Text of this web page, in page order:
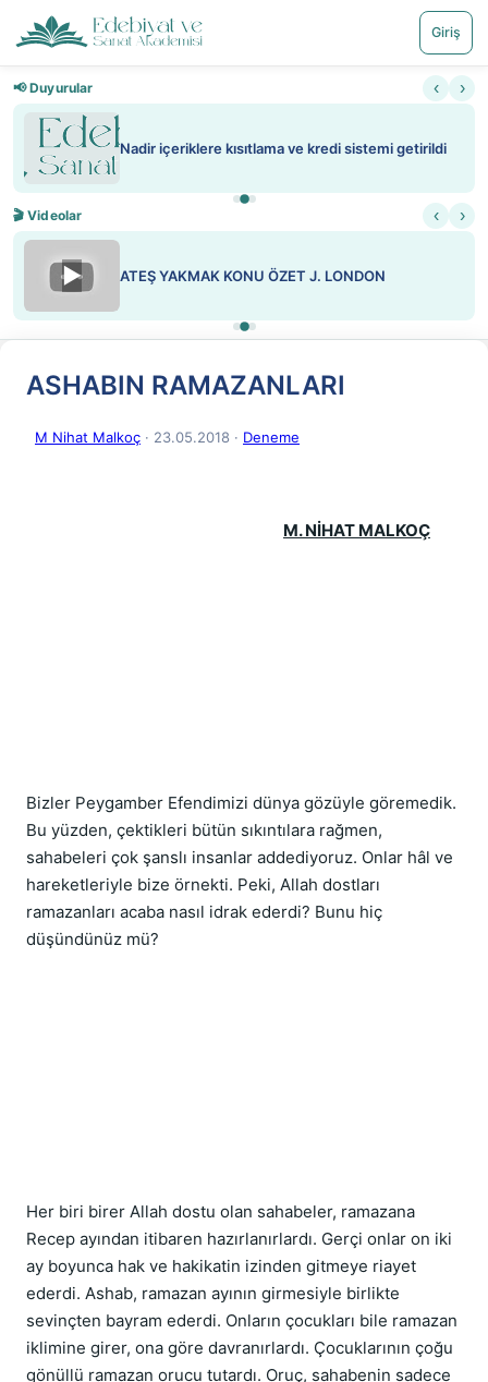
Giriş
📢 Duyurular ‹ ›
Nadir içeriklere kısıtlama ve kredi sistemi getirildi
🎬 Videolar ‹ ›
▶ ATEŞ YAKMAK KONU ÖZET J. LONDON
ASHABIN RAMAZANLARI
M Nihat Malkoç · 23.05.2018 · Deneme
M. NİHAT MALKOÇ
Bizler Peygamber Efendimizi dünya gözüyle göremedik.
Bu yüzden, çektikleri bütün sıkıntılara rağmen,
sahabeleri çok şanslı insanlar addediyoruz. Onlar hâl ve
hareketleriyle bize örnekti. Peki, Allah dostları
ramazanları acaba nasıl idrak ederdi? Bunu hiç
düşündünüz mü?
Her biri birer Allah dostu olan sahabeler, ramazana
Recep ayından itibaren hazırlanırlardı. Gerçi onlar on iki
ay boyunca hak ve hakikatin izinden gitmeye riayet
ederdi. Ashab, ramazan ayının girmesiyle birlikte
sevinçten bayram ederdi. Onların çocukları bile ramazan
iklimine girer, ona göre davranırlardı. Çocuklarının çoğu
gönüllü ramazan orucu tutardı. Oruç, sahabenin sadece